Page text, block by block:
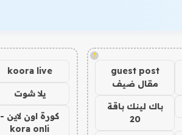
!
guest post
مقال ضيف
باك لينك باقة
20
koora live
يلا شوت
كورة اون لاين -
kora onli